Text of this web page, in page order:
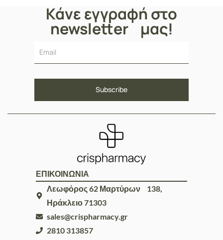
Κάνε εγγραφή στο
newsletter μας!
ΕΠΙΚΟΙΝΩΝΙΑ
Λεωφόρος 62 Μαρτύρων 138,
Ηράκλειο 71303
sales@crispharmacy.gr
2810 313857